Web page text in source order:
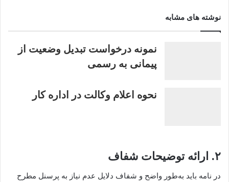
نوشته های مشابه
نمونه درخواست تبدیل وضعیت از
پیمانی به رسمی
نحوه اعلام وکالت در اداره کار
۲. ارائه توضیحات شفاف
در نامه باید به‌طور واضح و شفاف دلایل عدم نیاز به پرسنل مطرح